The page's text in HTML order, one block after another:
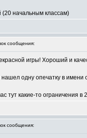
(20 начальным классам)
сообщения:
игры! Хороший и
одну опечатку в
тут какие-то ограничения в
сообщения: